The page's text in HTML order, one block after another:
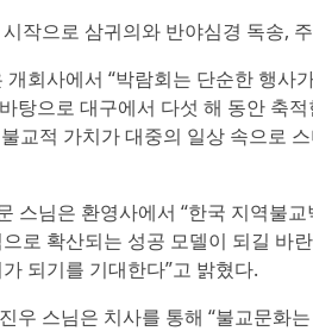
작으로 삼귀의와 반야심경 독송,
회사에서 “박람회는 단순한 행사
탕으로 대구에서 다섯 해 동안 축
교적 가치가 대중의 일상 속으로
스님은 환영사에서 “한국 지역불
로 확산되는 성공 모델이 되길 바
되기를 기대한다”고 밝혔다.
우 스님은 치사를 통해 “불교문화